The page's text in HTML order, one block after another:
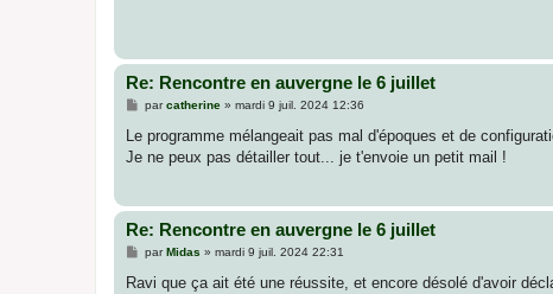
Re: Rencontre en auvergne le 6 juillet
M
s
a
parcatherine» mardi 9 juil. 2024 12:36
Le programme mélangeait pas mal d'époques et de
Je ne peux pas détailler tout... je t'envoie un petit mail !
Re: Rencontre en auvergne le 6 juillet
M
s
parMidas » mardi 9 juil. 2024 22:31
Ravi que ça ait été une réussite, et encore désolé d'avoir